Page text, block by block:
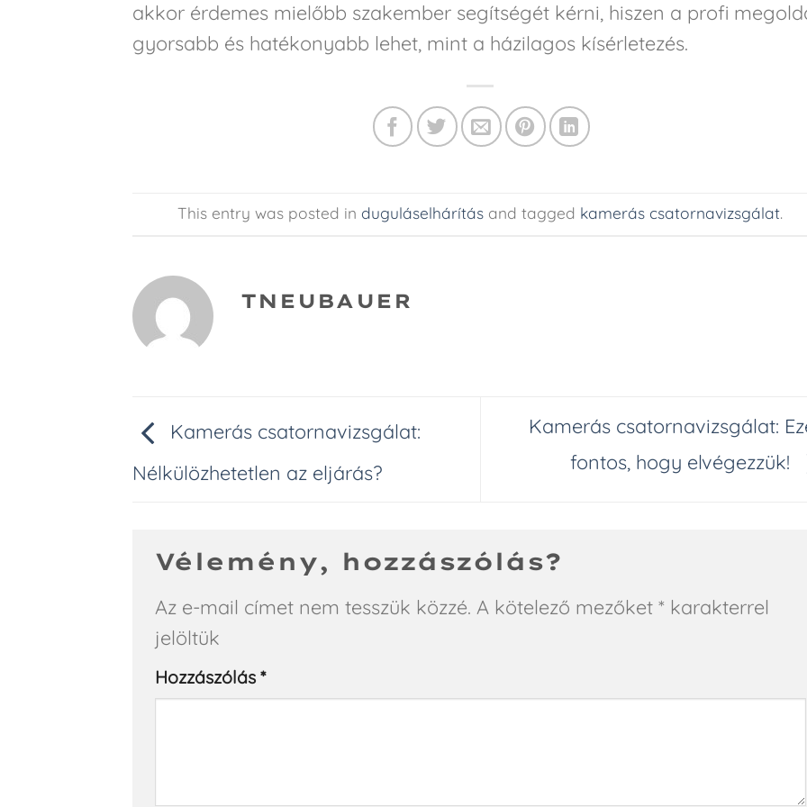
akkor érdemes mielőbb szakember segítségét kérni, hiszen a profi
gyorsabb és hatékonyabb lehet, mint a házilagos kísérletezés.
This entry was posted induguláselhárítás and tagged kamerás csatornavizsgálat.
TNEUBAUER
Kamerás csatornavizsgálat:
Nélkülözhetetlen az eljárás?
Kamerás csatornavizsgálat:
fontos, hogy elvégezzük!
Vélemény, hozzászólás?
Az e-mail címet nem tesszük közzé. A kötelező mezőket * karakterrel
jelöltük
Hozzászólás *